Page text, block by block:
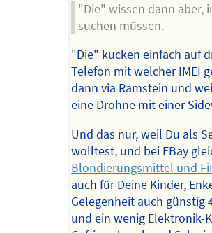
"Die" wissen dann aber,
suchen müssen.
"Die" kucken einfach auf
Telefon mit welcher IMEI
dann via Ramstein und
eine Drohne mit einer
Und das nur, weil Du als
wolltest, und bei EBay
Blondierungsmittel und
auch für Deine Kinder,
Gelegenheit auch günstig
und ein wenig Elektronik-